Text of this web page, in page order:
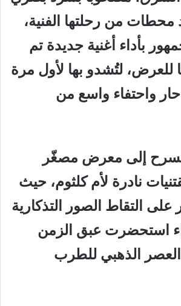
من رحلتها الفنية،
بأداء أغنية جديدة تم
للعرض، لتُشدو بها لأول مرة
واحتفاء واسع من
إلى معرض مصغّر
نادرة لأم كلثوم، حيث
التقاط الصور التذكارية
استحضرت عبق الزمن
الذهبي للطرب